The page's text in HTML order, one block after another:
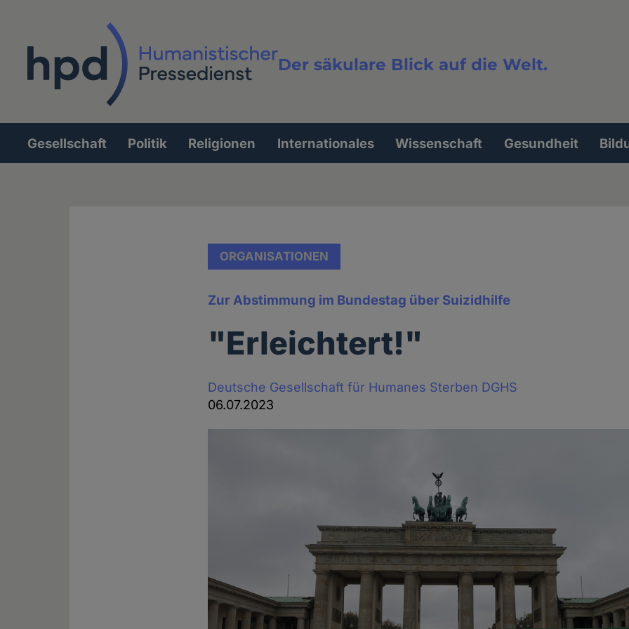
Der säkulare Blick auf die Welt.
Volltextsuche
Hauptnavigation
Gesellschaft Politik Religionen Internationales Wissenschaft Gesundheit
ORGANISATIONEN
Zur Abstimmung im Bundestag über Suizidhilfe
"Erleichtert!"
Deutsche Gesellschaft für Humanes Sterben DGHS
06.07.2023